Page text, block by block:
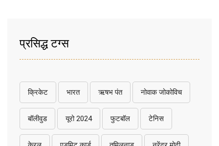
प्रसिद्ध टग्स
क्रिकेट भारत ऋषभ पंत नोवाक जोकोविच
बॉलीवुड यूरो 2024 फुटबॉल टेनिस